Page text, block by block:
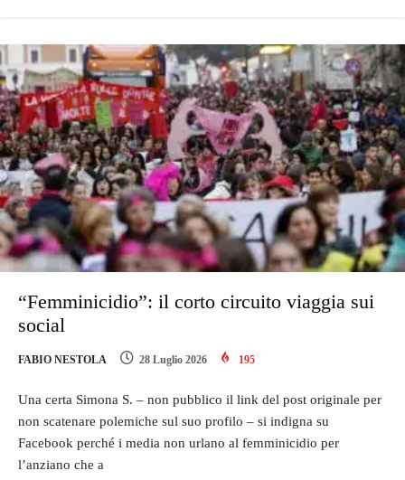
“Femminicidio”: il corto circuito viaggia sui
social
FABIO NESTOLA 28 Luglio 2026 195
Una certa Simona S. – non pubblico il link del post originale per
non scatenare polemiche sul suo profilo – si indigna su
Facebook perché i media non urlano al femminicidio per
l’anziano che a